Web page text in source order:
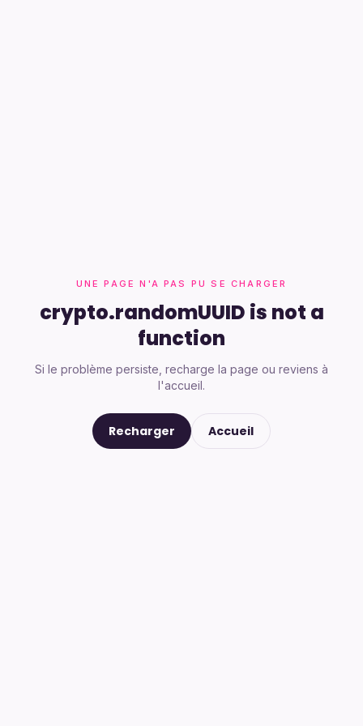
UNE PAGE N'A PAS PU SE CHARGER
crypto.randomUUID is not a
function
Si le problème persiste, recharge la page ou reviens à
l'accueil.
Recharger Accueil